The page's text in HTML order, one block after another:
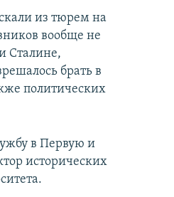
из тюрем на
вообще не
Сталине,
брать в
политических
в Первую и
исторических